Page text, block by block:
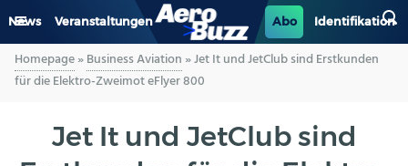
News Veranstaltungen Abo Identifikation
GENERAL AVIATION
Homepage»Business Aviation »Jet It und JetClub sind Erstkunden
für die Elektro-Zweimot eFlyer 800
Jet It und JetClub sind